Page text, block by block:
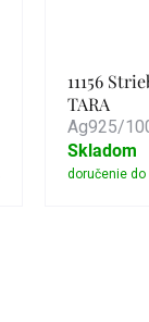
11156
TARA
Ag925/
Skladom